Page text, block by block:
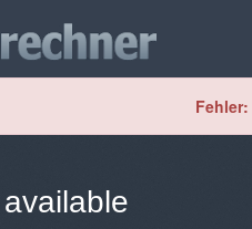
Fehler: